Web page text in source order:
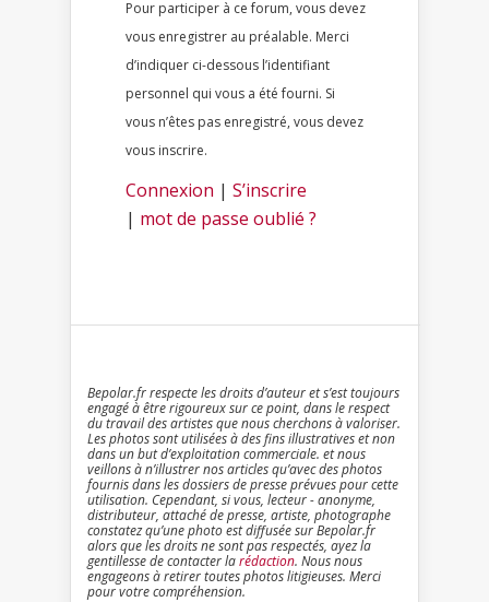
Pour participer à ce forum, vous devez
vous enregistrer au préalable. Merci
d’indiquer ci-dessous l’identifiant
personnel qui vous a été fourni. Si
vous n’êtes pas enregistré, vous devez
vous inscrire.
Connexion | S’inscrire
| mot de passe oublié ?
Bepolar.fr respecte les droits d’auteur et s’est toujours
engagé à être rigoureux sur ce point, dans le respect
du travail des artistes que nous cherchons à valoriser.
Les photos sont utilisées à des fins illustratives et non
dans un but d’exploitation commerciale. et nous
veillons à n’illustrer nos articles qu’avec des photos
fournis dans les dossiers de presse prévues pour cette
utilisation. Cependant, si vous, lecteur - anonyme,
distributeur, attaché de presse, artiste, photographe
constatez qu’une photo est diffusée sur Bepolar.fr
alors que les droits ne sont pas respectés, ayez la
gentillesse de contacter larédaction. Nous nous
engageons à retirer toutes photos litigieuses. Merci
pour votre compréhension.